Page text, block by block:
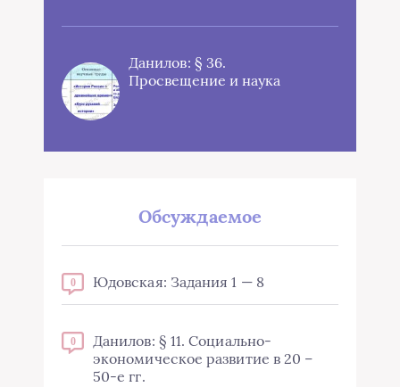
Данилов: § 36.
Просвещение и наука
Обсуждаемое
0 Юдовская: Задания 1 — 8
0
Данилов: § 11. Социально-
экономическое развитие в 20 –
50-е гг.